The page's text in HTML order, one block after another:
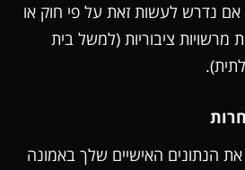
אם נדרש לעשות זאת על פי חוק או
ציבוריות (למשל בית
הנתונים האישיים שלך באמונה